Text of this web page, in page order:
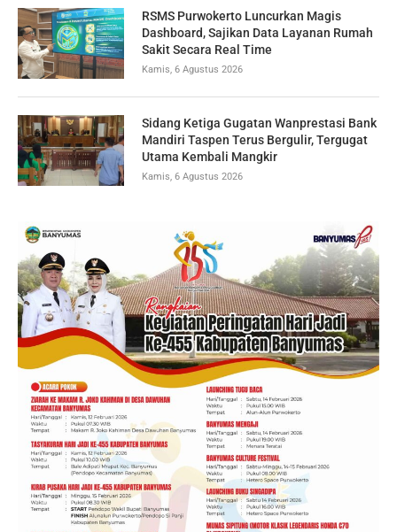
RSMS Purwokerto Luncurkan Magis
Dashboard, Sajikan Data Layanan Rumah
Sakit Secara Real Time
Kamis, 6 Agustus 2026
Sidang Ketiga Gugatan Wanprestasi Bank
Mandiri Taspen Terus Bergulir, Tergugat
Utama Kembali Mangkir
Kamis, 6 Agustus 2026